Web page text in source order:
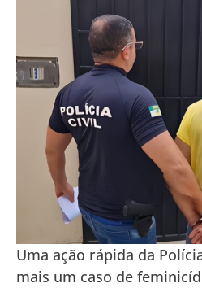
Uma ação rápida da
mais um caso de